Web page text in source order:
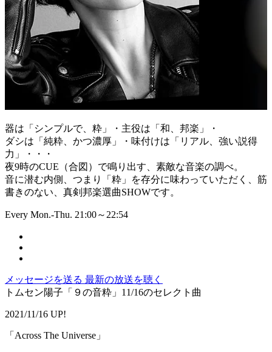
器は「シンプルで、粋」・主役は「和、邦楽」・
ダシは「純粋、かつ濃厚」・味付けは「リアル、強い説得
力」・・・
夜9時のCUE（合図）で鳴り出す、素敵な音楽の調べ。
音に潜む内側、つまり「粋」を存分に味わっていただく、筋
書きのない、真剣邦楽選曲SHOWです。
Every Mon.-Thu. 21:00～22:54
メッセージを送る 最新の放送を聴く
トムセン陽子「９の音粋」11/16のセレクト曲
2021/11/16 UP!
「Across The Universe」